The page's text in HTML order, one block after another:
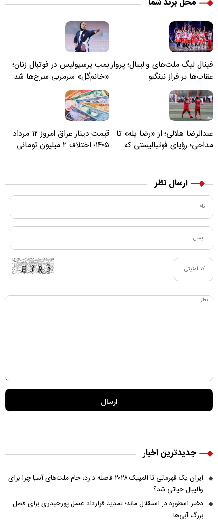
فینال لیگ ملت‌های والیبال؛ پرواز
عقاب‌ها بر فراز نینگبو
بمب پرسپولیس در فوتبال زنان؛
«خانم‌گل» سرمربی سرخ‌ها شد
عبدالرضا هلالی؛ از «رضا پله» تا
مداحی؛ رؤیای فوتبالیستی که
قیمت دینار عراق امروز ۱۲ مرداد
۱۴۰۵؛ اختلاف ۲ میلیون تومانی
ارسال نظر
جدیدترین اخبار
ایران یک قهرمانی تا المپیک ۲۰۲۸ فاصله دارد؛ جام ملت‌های آسیا چرا برای
والیبال حیاتی شد؟
دختر اسطوره در استقلال ماند؛ تمدید قرارداد عسل پورحیدری برای فصل
بزرگ آبی‌ها